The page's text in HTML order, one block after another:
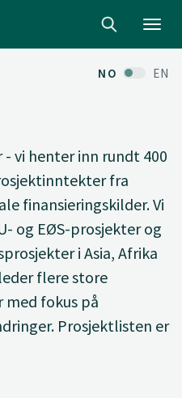
NO EN
vi henter inn rundt 400
fra
finansieringskilder. Vi
og EØS-prosjekter og
i Asia, Afrika
flere store
fokus på
Prosjektlisten er